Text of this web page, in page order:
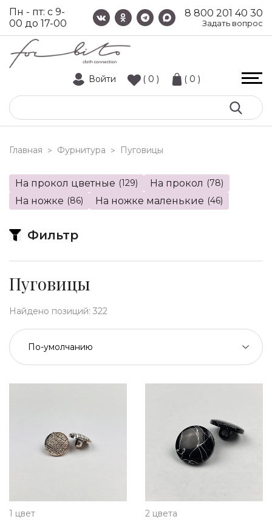
8 800 201 40 30
Задать вопрос
Пн - пт: с 9-
00 до 17-00
Войти ( 0 ) ( 0 )
Главная > Фурнитура > пуговицы
На прокол цветные (129) На прокол (78)
На ножке (86) На ножке маленькие (46)
Фильтр
пуговицы
Найдено позиций: 322
1 цвет 2 цвета